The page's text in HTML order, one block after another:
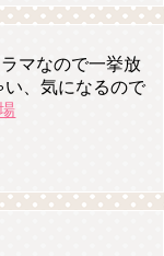
マなので一挙放
い、気になるので